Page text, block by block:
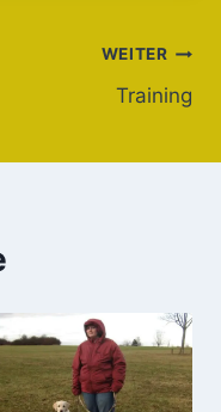
WEITER
Training